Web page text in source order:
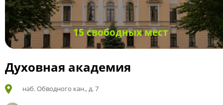
15 свободных мест
Духовная академия
наб. Обводного кан., д. 7